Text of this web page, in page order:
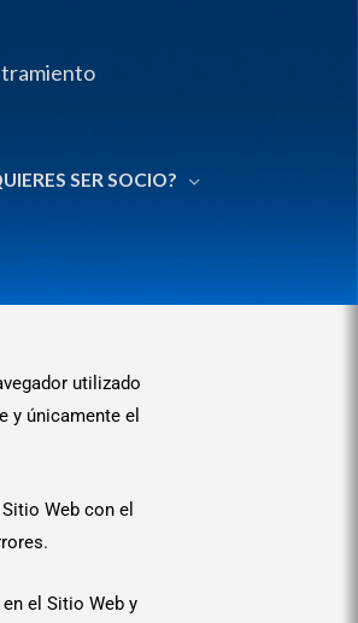
SER SOCIO?
utilizado
y únicamente el
Web con el
el Sitio Web y